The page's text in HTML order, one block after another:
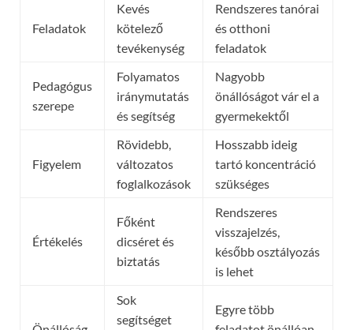
Feladatok
Kevés
kötelező
tevékenység
Rendszeres tanórai
és otthoni
feladatok
Pedagógus
szerepe
Folyamatos
iránymutatás
és segítség
Nagyobb
önállóságot vár el a
gyermekektől
Figyelem
Rövidebb,
változatos
foglalkozások
Hosszabb ideig
tartó koncentráció
szükséges
Értékelés
Főként
dicséret és
biztatás
Rendszeres
visszajelzés,
később osztályozás
is lehet
Sok
segítséget
Egyre több